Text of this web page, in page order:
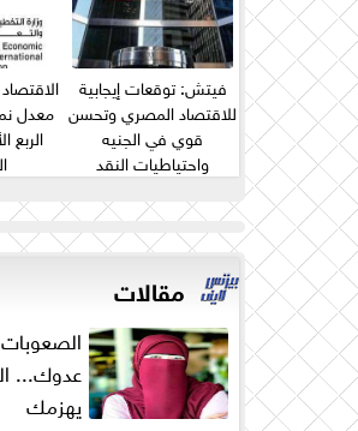
فيتش: توقعات إيجابية
للاقتصاد المصري وتحسن
قوي في الجنيه
واحتياطيات النقد
الأجنبي...
الربع
مقالات
عدوك...
يهزمك